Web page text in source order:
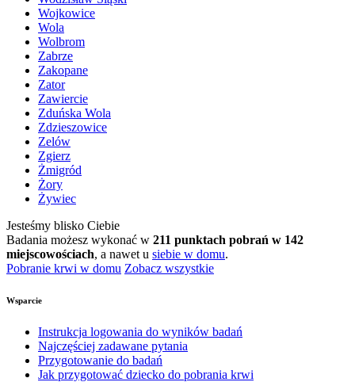
Wojkowice
Wola
Wolbrom
Zabrze
Zakopane
Zator
Zawiercie
Zduńska Wola
Zdzieszowice
Zelów
Zgierz
Żmigród
Żory
Żywiec
Jesteśmy blisko Ciebie
Badania możesz wykonać w 211 punktach pobrań w 142
miejscowościach, a nawet u siebie w domu.
Pobranie krwi w domu Zobacz wszystkie
Wsparcie
Instrukcja logowania do wyników badań
Najczęściej zadawane pytania
Przygotowanie do badań
Jak przygotować dziecko do pobrania krwi